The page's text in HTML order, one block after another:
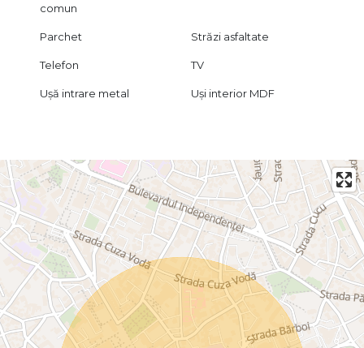
comun
Parchet Străzi asfaltate
Telefon TV
Ușă intrare metal Uși interior MDF